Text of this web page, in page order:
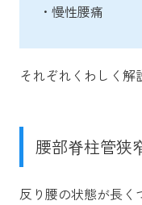
・慢性腰痛
それぞれくわしく解
腰部脊柱管狭
反り腰の状態が長く